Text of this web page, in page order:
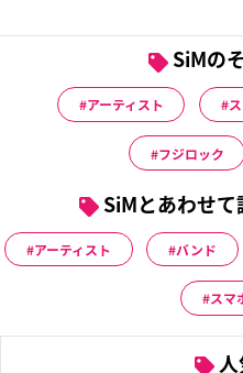
SiMの
アーティスト
フジロック
SiMとあわせ
アーティスト バンド
スマ